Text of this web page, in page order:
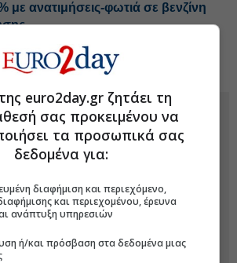
με ανατιμήσεις-φωτιά σε βενζίνη
άνω των 2 GW σε Πολωνία και
euro2day.gr ζητάει τη
σας προκειμένου να
τα προσωπικά σας
δεδομένα για:
διαφήμιση και περιεχόμενο,
και περιεχομένου, έρευνα
ανάπτυξη υπηρεσιών
ή/και πρόσβαση στα δεδομένα μιας